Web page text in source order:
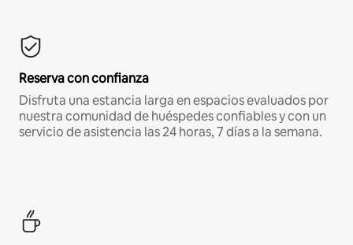
Reserva con confianza
Disfruta una estancia larga en espacios evaluados por
nuestra comunidad de huéspedes confiables y con un
servicio de asistencia las 24 horas, 7 días a la semana.